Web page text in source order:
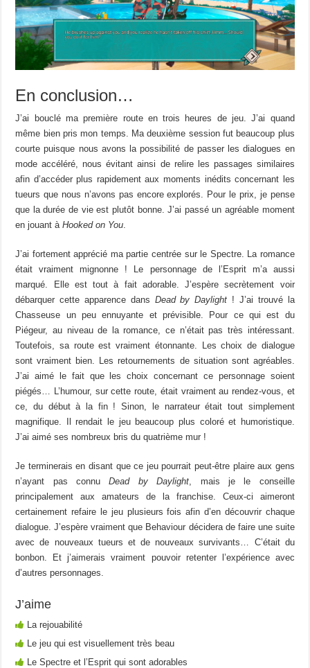
En conclusion…
J’ai bouclé ma première route en trois heures de jeu. J’ai quand
même bien pris mon temps. Ma deuxième session fut beaucoup plus
courte puisque nous avons la possibilité de passer les dialogues en
mode accéléré, nous évitant ainsi de relire les passages similaires
afin d’accéder plus rapidement aux moments inédits concernant les
tueurs que nous n’avons pas encore explorés. Pour le prix, je pense
que la durée de vie est plutôt bonne. J’ai passé un agréable moment
en jouant àHooked on You
J’ai fortement apprécié ma partie centrée sur le Spectre. La romance
était vraiment mignonne ! Le personnage de l’Esprit m’a aussi
marqué. Elle est tout à fait adorable. J’espère secrètement voir
débarquer cette apparence dans Dead by Daylight ! J’ai trouvé la
Chasseuse un peu ennuyante et prévisible. Pour ce qui est du
Piégeur, au niveau de la romance, ce n’était pas très intéressant.
Toutefois, sa route est vraiment étonnante. Les choix de dialogue
sont vraiment bien. Les retournements de situation sont agréables.
J’ai aimé le fait que les choix concernant ce personnage soient
piégés… L’humour, sur cette route, était vraiment au rendez-vous, et
ce, du début à la fin ! Sinon, le narrateur était tout simplement
magnifique. Il rendait le jeu beaucoup plus coloré et humoristique.
J’ai aimé ses nombreux bris du quatrième mur !
Je terminerais en disant que ce jeu pourrait peut-être plaire aux gens
n’ayant pas connuDead by Daylight , mais je le conseille
principalement aux amateurs de la franchise. Ceux-ci aimeront
certainement refaire le jeu plusieurs fois afin d’en découvrir chaque
dialogue. J’espère vraiment que Behaviour décidera de faire une suite
avec de nouveaux tueurs et de nouveaux survivants… C’était du
bonbon. Et j’aimerais vraiment pouvoir retenter l’expérience avec
d’autres personnages.
J’aime
La rejouabilité
Le jeu qui est visuellement très beau
Le Spectre et l’Esprit qui sont adorables